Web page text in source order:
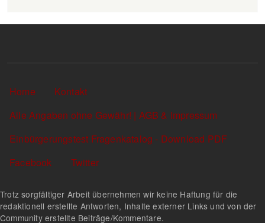
Sekundärlinks
Home
Kontakt
Alle Angaben ohne Gewähr! | AGB & Impressum
Einbürgerungstest Fragenkatalog - Download PDF
Facebook
Twitter
Trotz sorgfältiger Arbeit übernehmen wir keine Haftung für die
redaktionell erstellte Antworten, Inhalte externer Links und von der
Community erstellte Beiträge/Kommentare.